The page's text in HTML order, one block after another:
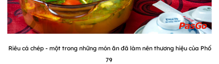
Riêu cá chép - một trong những món ăn đã làm nên thương hiệu của Phố
79